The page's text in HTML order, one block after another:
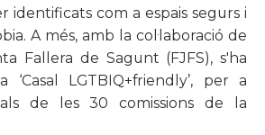
identificats com a espais segurs i
A més, amb la col·laboració de
Fallera de Sagunt (FJFS), s'ha
‘Casal LGTBIQ+friendly’, per a
de les 30 comissions de la